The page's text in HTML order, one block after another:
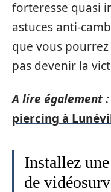
forteresse quasi
astuces anti-
que vous
pas devenir la
A lire également :
piercing à
Installez
de